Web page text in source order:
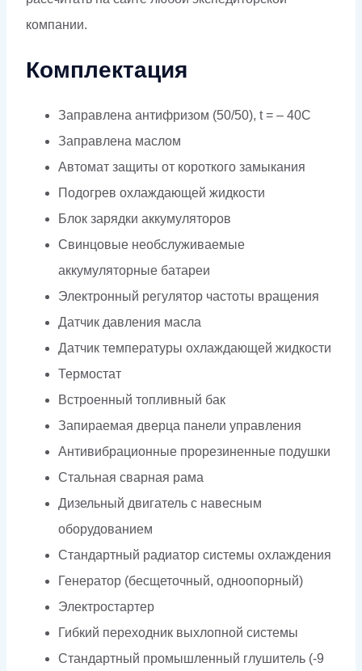
компании.
Комплектация
Заправлена антифризом (50/50), t = – 40C
Заправлена маслом
Автомат защиты от короткого замыкания
Подогрев охлаждающей жидкости
Блок зарядки аккумуляторов
Свинцовые необслуживаемые
аккумуляторные батареи
Электронный регулятор частоты вращения
Датчик давления масла
Датчик температуры охлаждающей жидкости
Термостат
Встроенный топливный бак
Запираемая дверца панели управления
Антивибрационные прорезиненные подушки
Стальная сварная рама
Дизельный двигатель с навесным
оборудованием
Стандартный радиатор системы охлаждения
Генератор (бесщеточный, одноопорный)
Электростартер
Гибкий переходник выхлопной системы
Стандартный промышленный глушитель (-9